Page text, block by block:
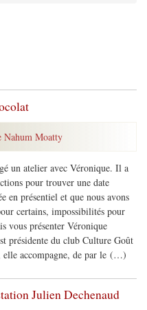
Nahum Moatty
un atelier avec Véronique. Il a
pour trouver une date
en présentiel et que nous avons
certains, impossibilités pour
vous présenter Véronique
présidente du club Culture Goût
elle accompagne, de par le (…)
Julien Dechenaud